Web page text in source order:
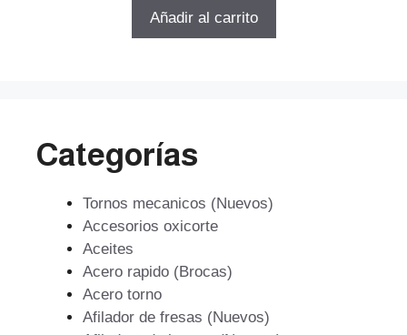
original
actual
Añadir al carrito
Categorías
Tornos mecanicos (Nuevos)
Accesorios oxicorte
Aceites
Acero rapido (Brocas)
Acero torno
Afilador de fresas (Nuevos)